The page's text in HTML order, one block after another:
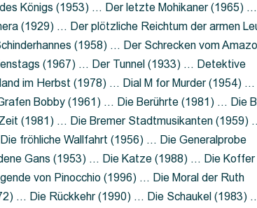
Königs (1953) … Der letzte Mohikaner (1965) …
(1929) … Der plötzliche Reichtum der armen
(1958) … Der Schrecken vom
(1967) … Der Tunnel (1933) … Detektive
im Herbst (1978) … Dial M for Murder (1954) …
Bobby (1961) … Die Berührte (1981) … Die
(1981) … Die Bremer Stadtmusikanten (1959)
fröhliche Wallfahrt (1956) … Die Generalprobe
Gans (1953) … Die Katze (1988) … Die Koffer
von Pinocchio (1996) … Die Moral der Ruth
… Die Rückkehr (1990) … Die Schaukel (1983)